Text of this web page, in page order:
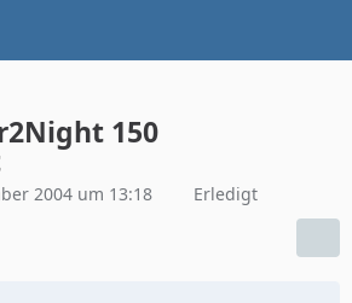
150
2004 um 13:18 Erledigt